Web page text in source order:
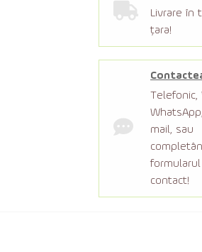
Livrare în
țara!
Telefonic,
mail, sau
contact!